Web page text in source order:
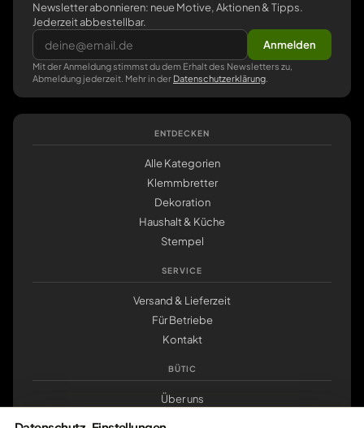
Newsletter abonnieren: neue Motive, Aktionen & Tipps.
Jederzeit abbestellbar.
Anmelden
Mit der Anmeldung stimmst du dem Erhalt des Newsletters zu,
Abmeldung jederzeit. Mehr in der Datenschutzerklärung
ENTDECKEN
Alle Kategorien
Klemmbretter
Dekoration
Haushalt & Küche
Stempel
SERVICE
Versand & Lieferzeit
Für Betriebe
Kontakt
BÜTIC
Über uns